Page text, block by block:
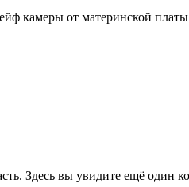
камеры от материнской
Здесь вы увидите ещё один